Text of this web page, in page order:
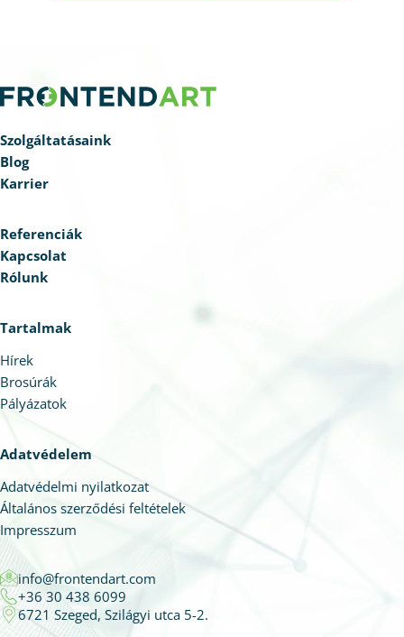
Szolgáltatásaink
Blog
Karrier
Referenciák
Kapcsolat
Rólunk
Tartalmak
Hírek
Brosúrák
Pályázatok
Adatvédelem
Adatvédelmi nyilatkozat
Általános szerződési feltételek
Impresszum
info@frontendart.com
+36 30 438 6099
6721 Szeged, Szilágyi utca 5-2.